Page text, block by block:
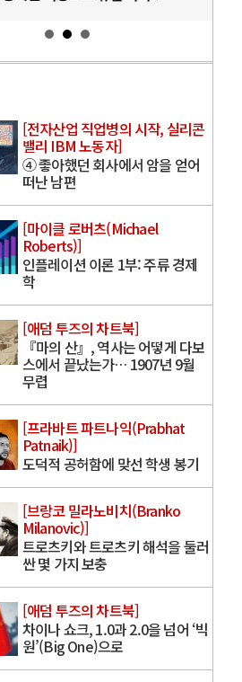
[전자산업 직업병의 시작, 실리콘
밸리 IBM 노동자]
④ 좋아했던 회사에서 암을 얻어
떠난 남편
[마이클 로버츠(Michael
Roberts)]
인플레이션 이론 1부: 주류 경제
학
[애덤 투즈의 차트북]
『마의 산』, 역사는 어떻게 다보
스에서 끝났는가… 1907년 9월
무렵
[프라바트 파트나익(Prabhat
Patnaik)]
도덕적 공허함에 맞선 학생 봉기
[브랑코 밀라노비치(Branko
Milanovic)]
트로츠키와 트로츠키 해석을 둘러
싼 몇 가지 보충
[애덤 투즈의 차트북]
차이나 쇼크, 1.0과 2.0을 넘어 ‘빅
원’(Big One)으로